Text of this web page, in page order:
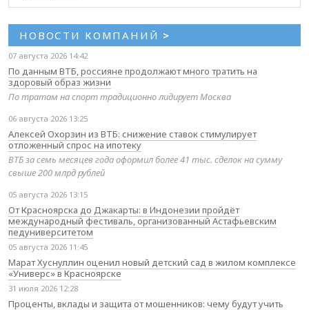
НОВОСТИ КОМПАНИЙ >
07 августа 2026 14:42
По данным ВТБ, россияне продолжают много тратить на
здоровый образ жизни
По тратам на спорт традиционно лидирует Москва
06 августа 2026 13:25
Алексей Охорзин из ВТБ: снижение ставок стимулирует
отложенный спрос на ипотеку
ВТБ за семь месяцев года оформил более 41 тыс. сделок на сумму
свыше 200 млрд рублей
05 августа 2026 13:15
От Красноярска до Джакарты: в Индонезии пройдёт
международный фестиваль, организованный Астафьевским
педуниверситетом
05 августа 2026 11:45
Марат Хуснуллин оценил новый детский сад в жилом комплексе
«Универс» в Красноярске
31 июля 2026 12:28
Проценты, вклады и защита от мошенников: чему будут учить